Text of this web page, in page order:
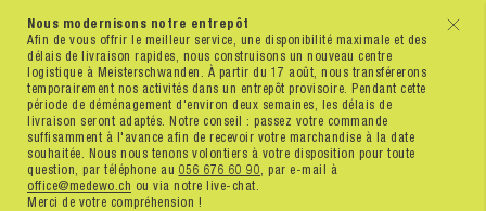
x
Nous modernisons notre entrepôt
Afin de vous offrir le meilleur service, une disponibilité maximale et des
délais de livraison rapides, nous construisons un nouveau centre
logistique à Meisterschwanden. À partir du 17 août, nous transférerons
temporairement nos activités dans un entrepôt provisoire. Pendant cette
période de déménagement d'environ deux semaines, les délais de
livraison seront adaptés. Notre conseil : passez votre commande
suffisamment à l'avance afin de recevoir votre marchandise à la date
souhaitée. Nous nous tenons volontiers à votre disposition pour toute
question, par téléphone au 056 676 60 90, par e-mail à
office@medewo.ch ou via notre live-chat.
Merci de votre compréhension !